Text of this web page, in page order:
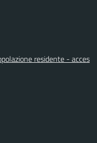
residente - acces